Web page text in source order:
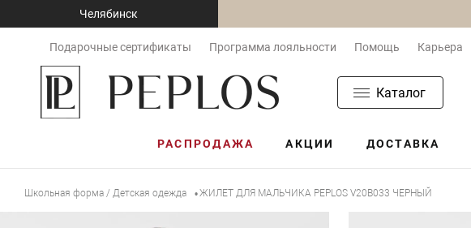
Челябинск
Подарочные сертификаты Программа лояльности Помощь Карьера
Каталог
РАСПРОДАЖА АКЦИИ ДОСТАВКА
Школьная форма / Детская одежда •ЖИЛЕТ ДЛЯ МАЛЬЧИКА PEPLOS V20B033 ЧЕРНЫЙ